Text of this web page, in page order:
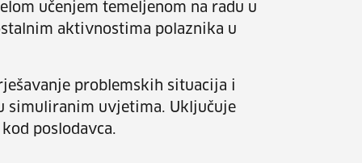
učenjem temeljenom na radu u
aktivnostima polaznika u
problemskih situacija i
simuliranim uvjetima. Uključuje
poslodavca.